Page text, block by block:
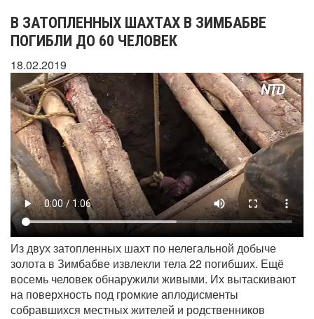
В ЗАТОПЛЕННЫХ ШАХТАХ В ЗИМБАБВЕ
ПОГИБЛИ ДО 60 ЧЕЛОВЕК
18.02.2019
Из двух затопленных шахт по нелегальной добыче
золота в Зимбабве извлекли тела 22 погибших. Ещё
восемь человек обнаружили живыми. Их вытаскивают
на поверхность под громкие аплодисменты
собравшихся местных жителей и родственников